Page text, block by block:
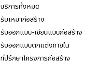
บริการทั้งหมด
รับเหมาก่อสร้าง
รับออกแบบ-เขียนแบบก่อสร้าง
รับออกแบบตกแต่งภายใน
ที่ปรึกษาโครงการก่อสร้าง